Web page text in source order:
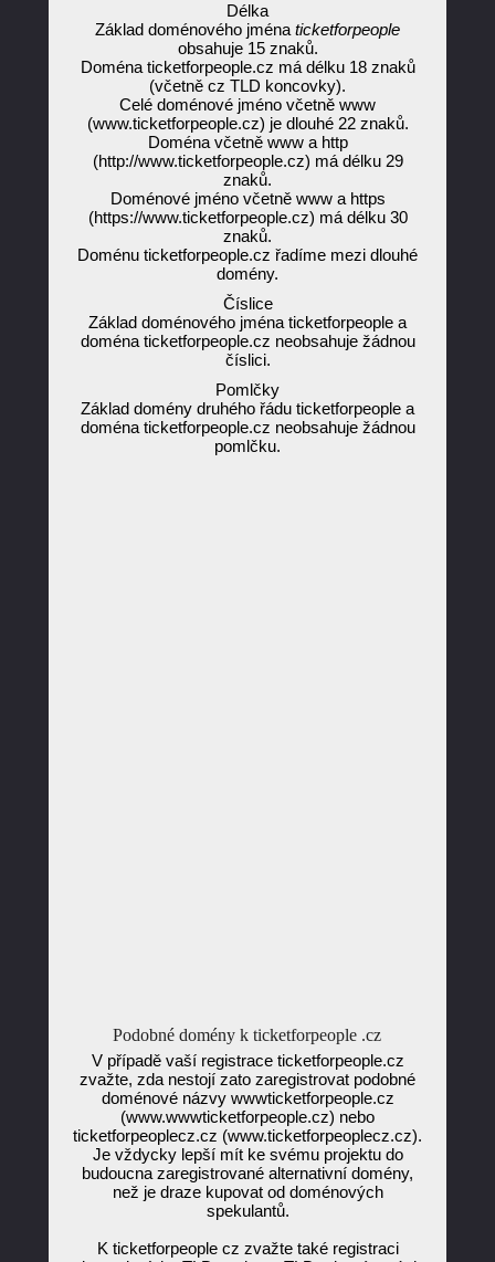
Délka
Základ doménového jména ticketforpeople
obsahuje 15 znaků.
Doména ticketforpeople.cz má délku 18 znaků
(včetně cz TLD koncovky).
Celé doménové jméno včetně www
(www.ticketforpeople.cz) je dlouhé 22 znaků.
Doména včetně www a http
(http://www.ticketforpeople.cz) má délku 29
znaků.
Doménové jméno včetně www a https
(https://www.ticketforpeople.cz) má délku 30
znaků.
Doménu ticketforpeople.cz řadíme mezi dlouhé
domény.
Číslice
Základ doménového jména ticketforpeople a
doména ticketforpeople.cz neobsahuje žádnou
číslici.
Pomlčky
Základ domény druhého řádu ticketforpeople a
doména ticketforpeople.cz neobsahuje žádnou
pomlčku.
Podobné domény k ticketforpeople .cz
V případě vaší registrace ticketforpeople.cz
zvažte, zda nestojí zato zaregistrovat podobné
doménové názvy wwwticketforpeople.cz
(www.wwwticketforpeople.cz) nebo
ticketforpeoplecz.cz (www.ticketforpeoplecz.cz).
Je vždycky lepší mít ke svému projektu do
budoucna zaregistrované alternativní domény,
než je draze kupovat od doménových
spekulantů.
K ticketforpeople cz zvažte také registraci